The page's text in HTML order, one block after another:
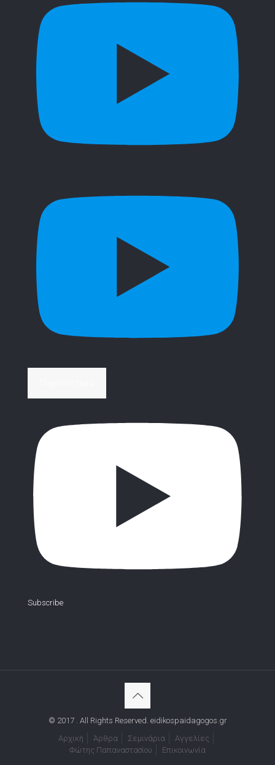
Subscribe
© 2017 . All Rights Reserved. eidikospaidagogos.gr
Αρχική
Άρθρα Σεμινάρια
Αγγελίες
Φώτης Παπαναστασίου
Επικοινωνία